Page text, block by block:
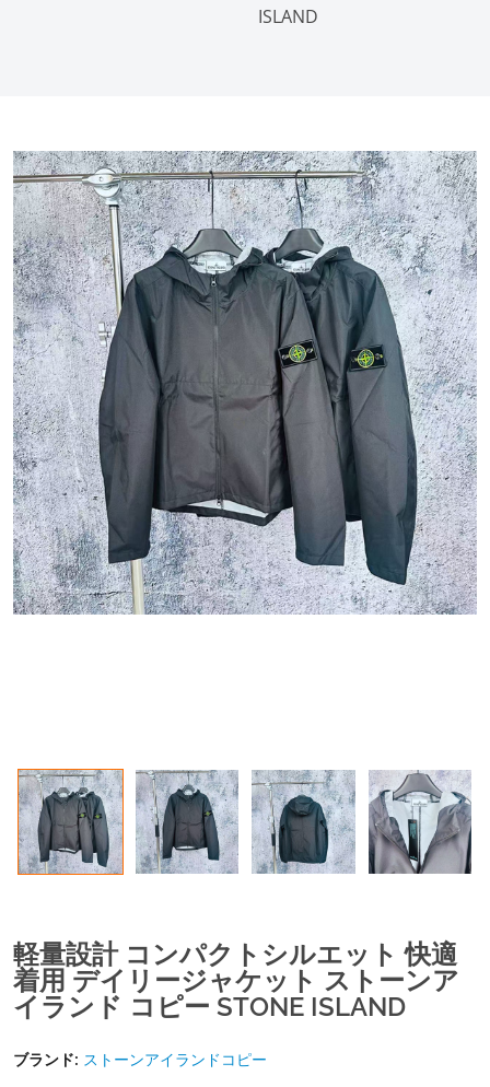
ISLAND
軽量設計 コンパクトシルエット 快適
着用 デイリージャケット ストーンア
イランド コピー STONE ISLAND
ブランド: ストーンアイランドコピー